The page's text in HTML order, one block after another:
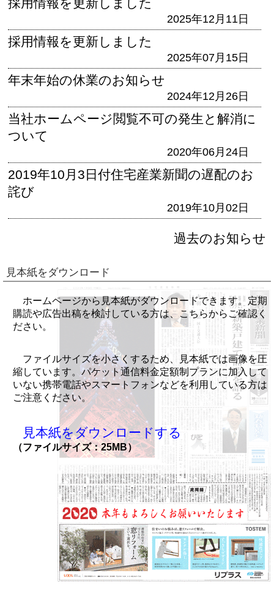
2025年12月11日
採用情報を更新しました
2025年07月15日
年末年始の休業のお知らせ
2024年12月26日
当社ホームページ閲覧不可の発生と解消に
ついて
2020年06月24日
2019年10月3日付住宅産業新聞の遅配のお
詫び
2019年10月02日
過去のお知らせ
見本紙をダウンロード
ホームページから見本紙がダウンロードできます。定期
購読や広告出稿を検討している方は、こちらからご確認く
ださい。
ファイルサイズを小さくするため、見本紙では画像を圧
縮しています。パケット通信料金定額制プランに加入して
いない携帯電話やスマートフォンなどを利用している方は
ご注意ください。
見本紙をダウンロードする
（ファイルサイズ：25MB）